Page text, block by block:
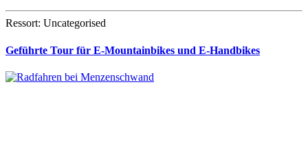
Ressort: Uncategorised
Geführte Tour für E-Mountainbikes und E-Handbikes